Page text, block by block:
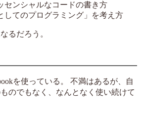
センシャルなコードの書き方
してのプログラミング」を考え方
るだろう。
を使っている。 不満はあるが、自
のでもなく、なんとなく使い続けて